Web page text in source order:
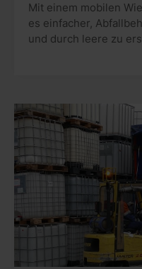
Mit einem mobilen
es einfacher,
und durch leere zu